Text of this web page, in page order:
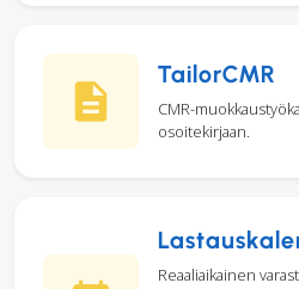
TailorCMR
CMR-
osoitekirjaan.
Reaaliaikainen